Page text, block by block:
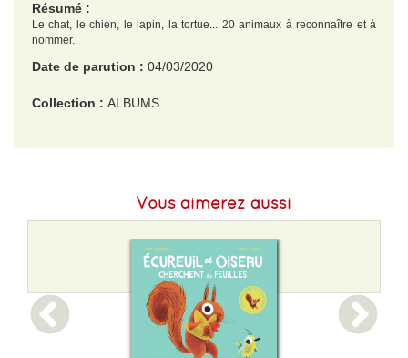
Résumé :
Le chat, le chien, le lapin, la tortue... 20 animaux à reconnaître et à
nommer.
Date de parution : 04/03/2020
Collection : ALBUMS
Vous aimerez aussi